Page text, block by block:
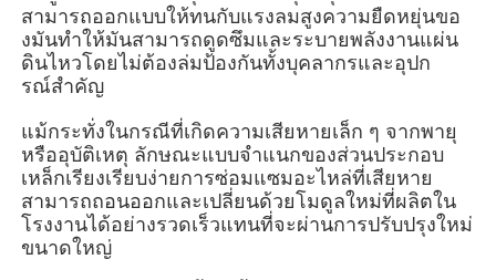
เกี่ยวกับเรา
ทัวร์โรงงาน
ควบคุมคุณภาพ
สามารถออกแบบให้ทนกับแรงลมสูงความยืดหยุ่นขอ
งมันทําให้มันสามารถดูดซึมและระบายพลังงานแผ่น
ดินไหวโดยไม่ต้องล่มป้องกันทั้งบุคลากรและอุปก
รณ์สําคัญ
แม้กระทั่งในกรณีที่เกิดความเสียหายเล็ก ๆ จากพายุ
หรืออุบัติเหตุ ลักษณะแบบจําแนกของส่วนประกอบ
เหล็กเรียงเรียบง่ายการซ่อมแซมอะไหล่ที่เสียหาย
สามารถถอนออกและเปลี่ยนด้วยโมดูลใหม่ที่ผลิตใน
โรงงานได้อย่างรวดเร็วแทนที่จะผ่านการปรับปรุงใหม่
ขนาดใหญ่